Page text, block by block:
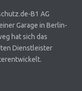
B1 AG
Garage in Berlin-
hat sich das
Dienstleister